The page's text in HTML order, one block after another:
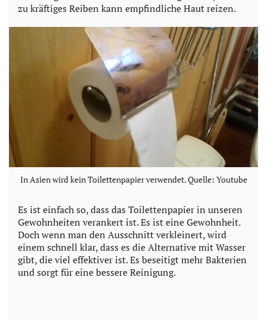
zu kräftiges Reiben kann empfindliche Haut reizen.
In Asien wird kein Toilettenpapier verwendet. Quelle: Youtube
Es ist einfach so, dass das Toilettenpapier in unseren
Gewohnheiten verankert ist. Es ist eine Gewohnheit.
Doch wenn man den Ausschnitt verkleinert, wird
einem schnell klar, dass es die Alternative mit Wasser
gibt, die viel effektiver ist. Es beseitigt mehr Bakterien
und sorgt für eine bessere Reinigung.